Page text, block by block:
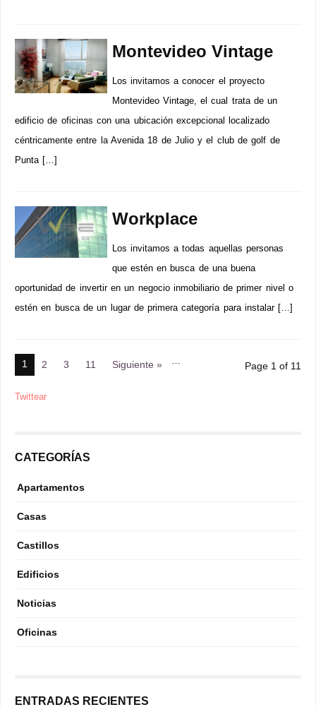
Montevideo Vintage
Los invitamos a conocer el proyecto
Montevideo Vintage, el cual trata de un
edificio de oficinas con una ubicación excepcional localizado
céntricamente entre la Avenida 18 de Julio y el club de golf de
Punta […]
Workplace
Los invitamos a todas aquellas personas
que estén en busca de una buena
oportunidad de invertir en un negocio inmobiliario de primer nivel o
estén en busca de un lugar de primera categoría para instalar […]
1 2 3 …
11 Siguiente » Page 1 of 11
Twittear
CATEGORÍAS
Apartamentos
Casas
Castillos
Edificios
Noticias
Oficinas
ENTRADAS RECIENTES